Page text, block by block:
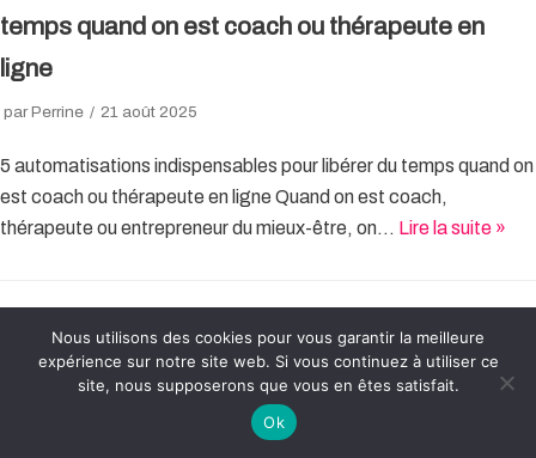
temps quand on est coach ou thérapeute en
ligne
parPerrine 21 août 2025
5 automatisations indispensables pour libérer du temps quand on
est coach ou thérapeute en ligne Quand on est coach,
thérapeute ou entrepreneur du mieux-être, on… Lire la suite »
| Propulsé par
Nous utilisons des cookies pour vous garantir la meilleure
expérience sur notre site web. Si vous continuez à utiliser ce
site, nous supposerons que vous en êtes satisfait.
Ok